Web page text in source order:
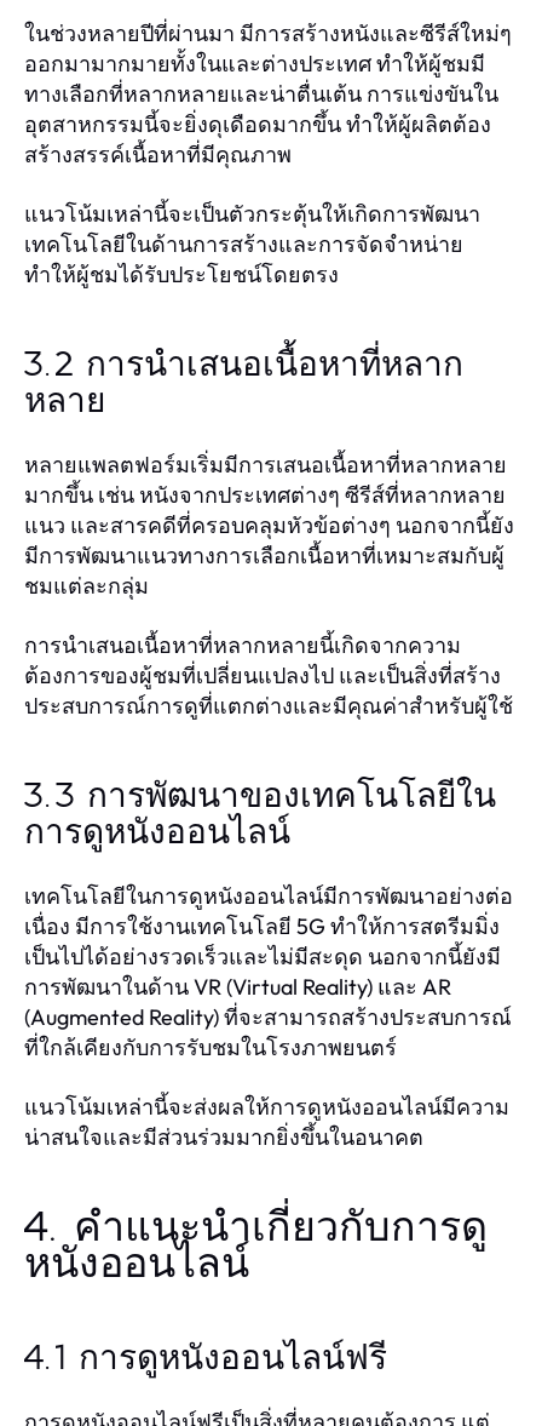
ในช่วงหลายปีที่ผ่านมา มีการสร้างหนังและซีรีส์ใหม่ๆ
ออกมามากมายทั้งในและต่างประเทศ ทำให้ผู้ชมมี
ทางเลือกที่หลากหลายและน่าตื่นเต้น การแข่งขันใน
อุตสาหกรรมนี้จะยิ่งดุเดือดมากขึ้น ทำให้ผู้ผลิตต้อง
สร้างสรรค์เนื้อหาที่มีคุณภาพ
แนวโน้มเหล่านี้จะเป็นตัวกระตุ้นให้เกิดการพัฒนา
เทคโนโลยีในด้านการสร้างและการจัดจำหน่าย
ทำให้ผู้ชมได้รับประโยชน์โดยตรง
3.2 การนำเสนอเนื้อหาที่หลาก
หลาย
หลายแพลตฟอร์มเริ่มมีการเสนอเนื้อหาที่หลากหลาย
มากขึ้น เช่น หนังจากประเทศต่างๆ ซีรีส์ที่หลากหลาย
แนว และสารคดีที่ครอบคลุมหัวข้อต่างๆ นอกจากนี้ยัง
มีการพัฒนาแนวทางการเลือกเนื้อหาที่เหมาะสมกับผู้
ชมแต่ละกลุ่ม
การนำเสนอเนื้อหาที่หลากหลายนี้เกิดจากความ
ต้องการของผู้ชมที่เปลี่ยนแปลงไป และเป็นสิ่งที่สร้าง
ประสบการณ์การดูที่แตกต่างและมีคุณค่าสำหรับผู้ใช้
3.3 การพัฒนาของเทคโนโลยีใน
การดูหนังออนไลน์
เทคโนโลยีในการดูหนังออนไลน์มีการพัฒนาอย่างต่อ
เนื่อง มีการใช้งานเทคโนโลยี 5G ทำให้การสตรีมมิ่ง
เป็นไปได้อย่างรวดเร็วและไม่มีสะดุด นอกจากนี้ยังมี
การพัฒนาในด้าน VR (Virtual Reality) และ AR
(Augmented Reality) ที่จะสามารถสร้างประสบการณ์
ที่ใกล้เคียงกับการรับชมในโรงภาพยนตร์
แนวโน้มเหล่านี้จะส่งผลให้การดูหนังออนไลน์มีความ
น่าสนใจและมีส่วนร่วมมากยิ่งขึ้นในอนาคต
4. คำแนะนำเกี่ยวกับการดู
หนังออนไลน์
4.1 การดูหนังออนไลน์ฟรี